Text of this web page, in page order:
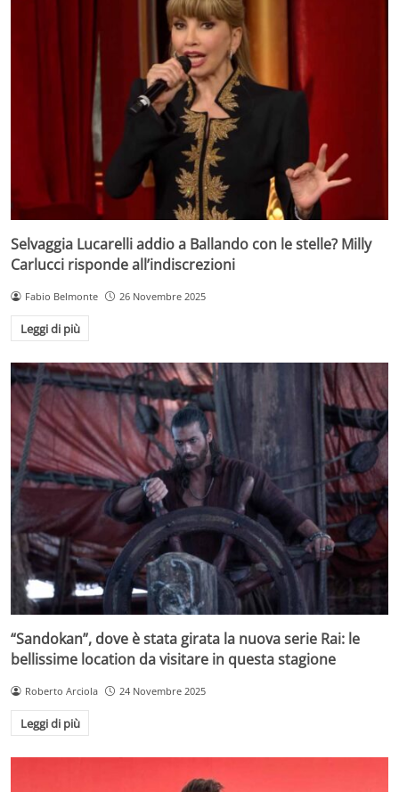
Selvaggia Lucarelli addio a Ballando con le stelle? Milly
Carlucci risponde all’indiscrezioni
Fabio Belmonte 26 Novembre 2025
Leggi di più
“Sandokan”, dove è stata girata la nuova serie Rai: le
bellissime location da visitare in questa stagione
Roberto Arciola 24 Novembre 2025
Leggi di più